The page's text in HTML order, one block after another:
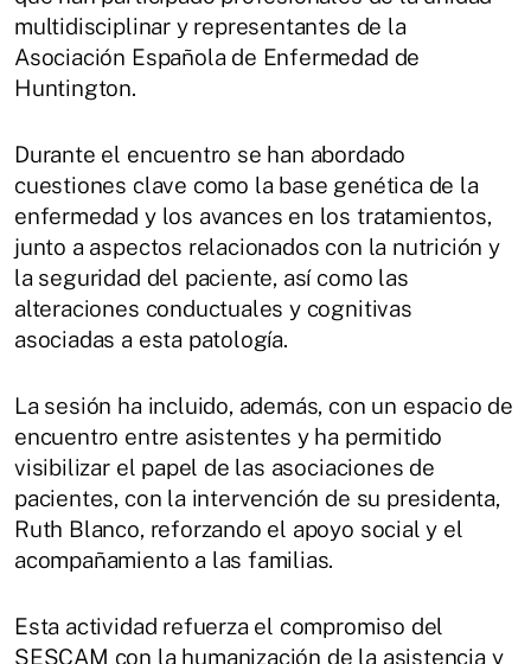
multidisciplinar y representantes de la
Asociación Española de Enfermedad de
Huntington.
Durante el encuentro se han abordado
cuestiones clave como la base genética de la
enfermedad y los avances en los tratamientos,
junto a aspectos relacionados con la nutrición y
la seguridad del paciente, así como las
alteraciones conductuales y cognitivas
asociadas a esta patología.
La sesión ha incluido, además, con un espacio de
encuentro entre asistentes y ha permitido
visibilizar el papel de las asociaciones de
pacientes, con la intervención de su presidenta,
Ruth Blanco, reforzando el apoyo social y el
acompañamiento a las familias.
Esta actividad refuerza el compromiso del
SESCAM con la humanización de la asistencia y